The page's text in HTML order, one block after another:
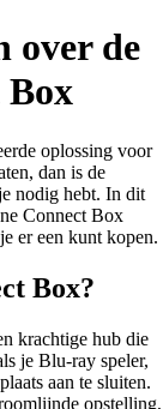
over de
Box
oplossing voor
dan is de
nodig hebt. In dit
Connect Box
er een kunt kopen.
Box?
krachtige hub die
je Blu-ray speler,
aan te sluiten.
opstelling,